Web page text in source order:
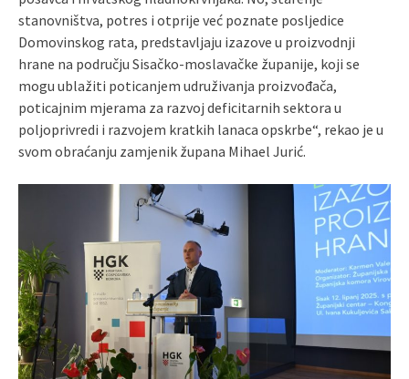
stanovništva, potres i otprije već poznate posljedice
Domovinskog rata, predstavljaju izazove u proizvodnji
hrane na području Sisačko-moslavačke županije, koji se
mogu ublažiti poticanjem udruživanja proizvođača,
poticajnim mjerama za razvoj deficitarnih sektora u
poljoprivredi i razvojem kratkih lanaca opskrbe“, rekao je u
svom obraćanju zamjenik župana Mihael Jurić.